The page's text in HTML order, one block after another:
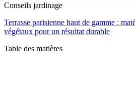
Conseils jardinage
Terrasse parisienne haut de gamme :
végétaux pour un résultat durable
Table des matières